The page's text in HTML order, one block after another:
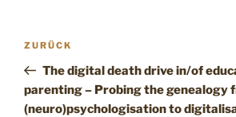
ZURÜCK
The digital death drive in/of
parenting – Probing the genealogy
(neuro)psychologisation to